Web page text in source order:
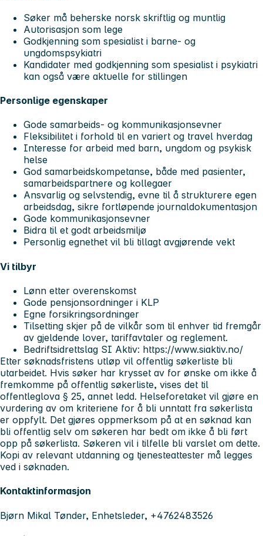
Søker må beherske norsk skriftlig og muntlig
Autorisasjon som lege
Godkjenning som spesialist i barne- og
ungdomspsykiatri
Kandidater med godkjenning som spesialist i psykiatri
kan også være aktuelle for stillingen
Personlige egenskaper
Gode samarbeids- og kommunikasjonsevner
Fleksibilitet i forhold til en variert og travel hverdag
Interesse for arbeid med barn, ungdom og psykisk
helse
God samarbeidskompetanse, både med pasienter,
samarbeidspartnere og kollegaer
Ansvarlig og selvstendig, evne til å strukturere egen
arbeidsdag, sikre fortløpende journaldokumentasjon
Gode kommunikasjonsevner
Bidra til et godt arbeidsmiljø
Personlig egnethet vil bli tillagt avgjørende vekt
Vi tilbyr
Lønn etter overenskomst
Gode pensjonsordninger i KLP
Egne forsikringsordninger
Tilsetting skjer på de vilkår som til enhver tid fremgår
av gjeldende lover, tariffavtaler og reglement.
Bedriftsidrettslag SI Aktiv: https://www.siaktiv.no/
Etter søknadsfristens utløp vil offentlig søkerliste bli
utarbeidet. Hvis søker har krysset av for ønske om ikke å
fremkomme på offentlig søkerliste, vises det til
offentleglova § 25, annet ledd. Helseforetaket vil gjøre en
vurdering av om kriteriene for å bli unntatt fra søkerlista
er oppfylt. Det gjøres oppmerksom på at en søknad kan
bli offentlig selv om søkeren har bedt om ikke å bli ført
opp på søkerlista. Søkeren vil i tilfelle bli varslet om dette.
Kopi av relevant utdanning og tjenesteattester må legges
ved i søknaden.
Kontaktinformasjon
Bjørn Mikal Tønder, Enhetsleder, +4762483526